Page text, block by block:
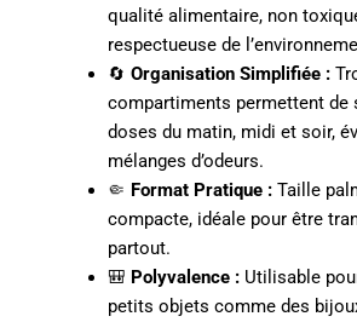
qualité alimentaire, non
respectueuse de
🔄 Organisation Simplifiée :
compartiments permettent de
doses du matin, midi et soir,
mélanges d’odeurs.
🤏 Format Pratique :Taille
compacte, idéale pour être
partout.
🎒 Polyvalence :Utilisable
petits objets comme des